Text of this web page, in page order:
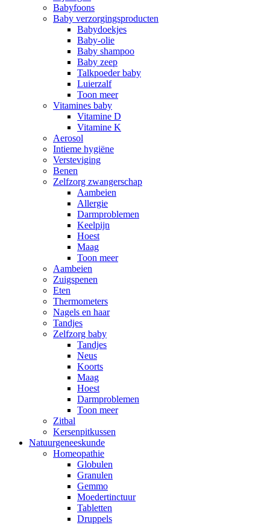
Babyfoons
Baby verzorgingsproducten
Babydoekjes
Baby-olie
Baby shampoo
Baby zeep
Talkpoeder baby
Luierzalf
Toon meer
Vitamines baby
Vitamine D
Vitamine K
Aerosol
Intieme hygiëne
Versteviging
Benen
Zelfzorg zwangerschap
Aambeien
Allergie
Darmproblemen
Keelpijn
Hoest
Maag
Toon meer
Aambeien
Zuigspenen
Eten
Thermometers
Nagels en haar
Tandjes
Zelfzorg baby
Tandjes
Neus
Koorts
Maag
Hoest
Darmproblemen
Toon meer
Zitbal
Kersenpitkussen
Natuurgeneeskunde
Homeopathie
Globulen
Granulen
Gemmo
Moedertinctuur
Tabletten
Druppels